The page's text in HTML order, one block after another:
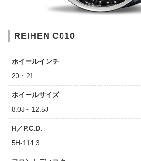
REIHEN C010
ホイールインチ
20・21
ホイールサイズ
8.0J～12.5J
H／P.C.D.
5H-114.3